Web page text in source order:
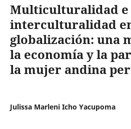
Multiculturalidad e
interculturalidad
globalización: una
la economía y la
la mujer andina
Julissa Marleni Icho Yacupoma